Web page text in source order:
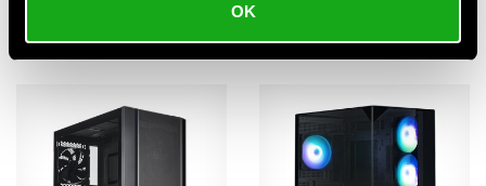
OK
Összes termék megtekintése